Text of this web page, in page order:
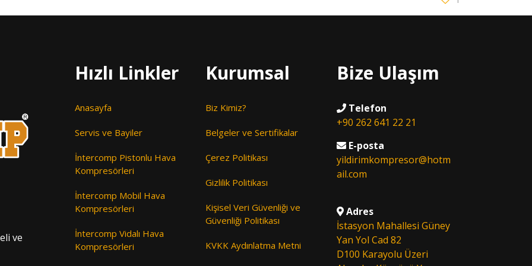
ve
Hızlı Linkler
Anasayfa
Servis ve Bayiler
İntercomp Pistonlu Hava
Kompresörleri
İntercomp Mobil Hava
Kompresörleri
İntercomp Vidalı Hava
Kompresörleri
Kurumsal
Biz Kimiz?
Belgeler ve Sertifikalar
Çerez Politikası
Gizlilik Politikası
Kişisel Veri Güvenliği ve
Güvenliği Politikası
KVKK Aydınlatma Metni
Bize Ulaşım
Telefon
+90 262 641 22 21
E-posta
yildirimkompresor@hotm
ail.com
Adres
İstasyon Mahallesi Güney
Yan Yol Cad 82
D100 Karayolu Üzeri